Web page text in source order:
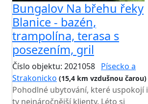
Bungalov Na břehu řeky
Blanice - bazén,
trampolína, terasa s
posezením, gril
Číslo objektu: 2021058 Písecko a
Strakonicko (15,4 km vzdušnou čarou)
Pohodlné ubytování, které uspokojí i
ty nejnáročnější klienty. Léto si